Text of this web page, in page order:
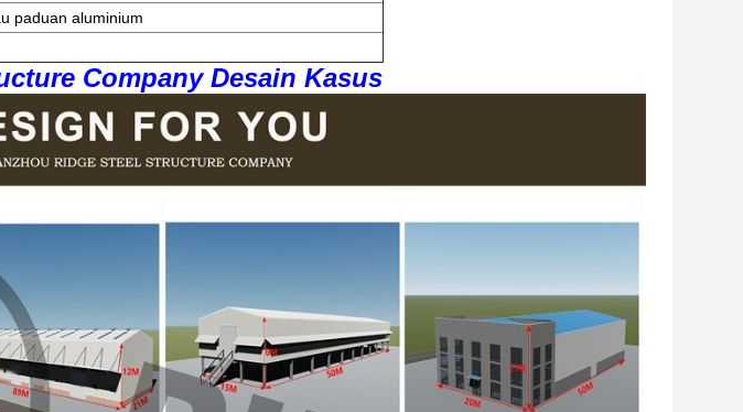
paduan aluminium
Company Desain Kasus